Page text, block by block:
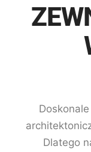
Dlatego